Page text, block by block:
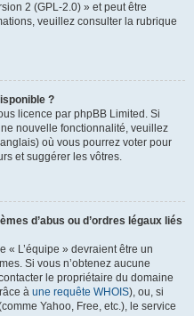
2 (GPL-2.0) » et peut être
veuillez consulter la rubrique
?
licence par phpBB Limited. Si
nouvelle fonctionnalité, veuillez
où vous pourrez voter pour
et suggérer les vôtres.
d’abus ou d’ordres légaux liés
« L’équipe » devraient être un
Si vous n’obtenez aucune
le propriétaire du domaine
à une requête WHOIS), ou, si
Yahoo, Free, etc.), le service